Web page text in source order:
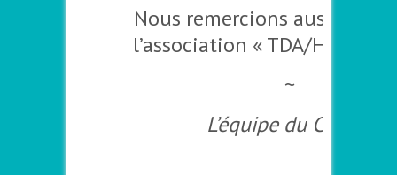
Nous remercions aussi
l’association « TDA/H
~
L’équipe du C.P.T.O.